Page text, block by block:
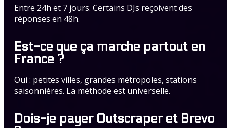
Entre 24h et 7 jours. Certains DJs reçoivent des
réponses en 48h.
Est-ce que ça marche partout en
France ?
Oui : petites villes, grandes métropoles, stations
saisonnières. La méthode est universelle.
Dois-je payer Outscraper et Brevo